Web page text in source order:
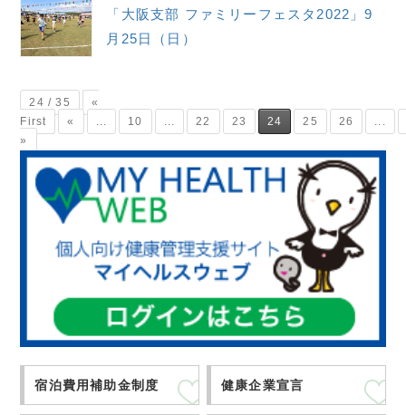
「大阪支部 ファミリーフェスタ2022」9
月25日（日）
24 / 35
«
First
« ... 10 ... 22 23 24 25 26
...
»
宿泊費用補助金制度 健康企業宣言